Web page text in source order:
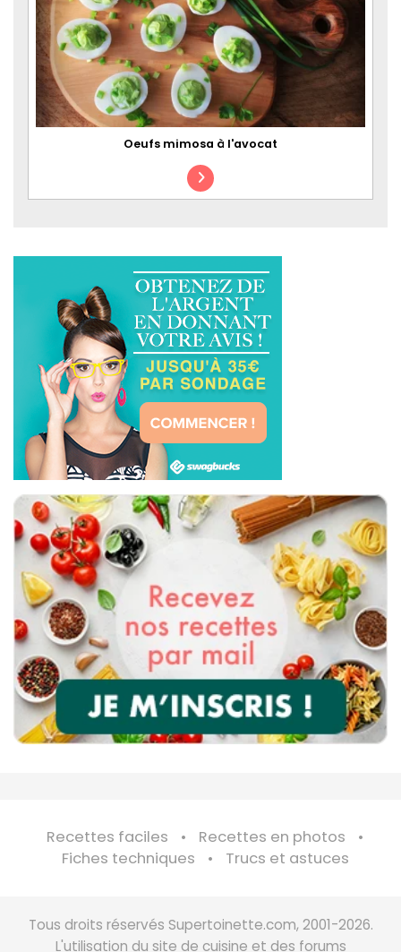
Oeufs mimosa à l'avocat
Recettes faciles
Recettes en photos
Fiches techniques
Trucs et astuces
Tous droits réservés Supertoinette.com, 2001-2026.
L'utilisation du site de cuisine et des forums